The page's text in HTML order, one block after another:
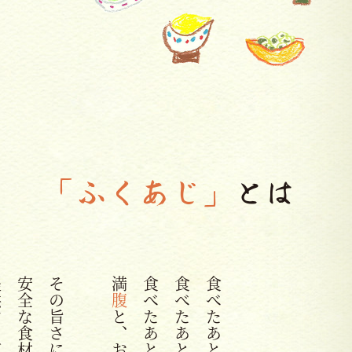
「ふくあじ」 とは
満
腹
と、お